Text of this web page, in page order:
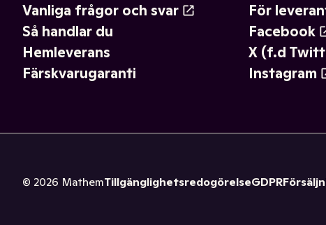
Vanliga frågor och svar
Så handlar du
Hemleverans
Färskvarugaranti
För
Facebook
X (f.d
Instagram
© 2026 MathemTillgänglighetsredogörelseGDPR